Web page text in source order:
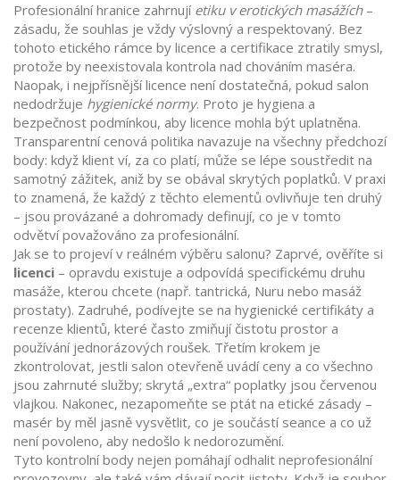
Profesionální hranice zahrnují etiku v erotických masážích–
zásadu, že souhlas je vždy výslovný a respektovaný. Bez
tohoto etického rámce by licence a certifikace ztratily smysl,
protože by neexistovala kontrola nad chováním maséra.
Naopak, i nejpřísnější licence není dostatečná, pokud salon
nedodržuje hygienické normy. Proto je hygiena a
bezpečnost podmínkou, aby licence mohla být uplatněna.
Transparentní cenová politika navazuje na všechny předchozí
body: když klient ví, za co platí, může se lépe soustředit na
samotný zážitek, aniž by se obával skrytých poplatků. V praxi
to znamená, že každý z těchto elementů ovlivňuje ten druhý
– jsou provázané a dohromady definují, co je v tomto
odvětví považováno za profesionální.
Jak se to projeví v reálném výběru salonu? Zaprvé, ověříte si
licenci – opravdu existuje a odpovídá specifickému druhu
masáže, kterou chcete (např. tantrická, Nuru nebo masáž
prostaty). Zadruhé, podívejte se na hygienické certifikáty a
recenze klientů, které často zmiňují čistotu prostor a
používání jednorázových roušek. Třetím krokem je
zkontrolovat, jestli salon otevřeně uvádí ceny a co všechno
jsou zahrnuté služby; skrytá „extra“ poplatky jsou červenou
vlajkou. Nakonec, nezapomeňte se ptát na etické zásady –
masér by měl jasně vysvětlit, co je součástí seance a co už
není povoleno, aby nedošlo k nedorozumění.
Tyto kontrolní body nejen pomáhají odhalit neprofesionální